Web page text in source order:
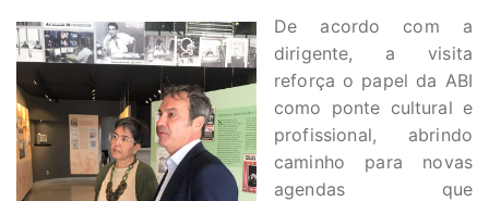
De acordo com a
dirigente, a visita
reforça o papel da ABI
como ponte cultural e
profissional, abrindo
caminho para novas
agendas que